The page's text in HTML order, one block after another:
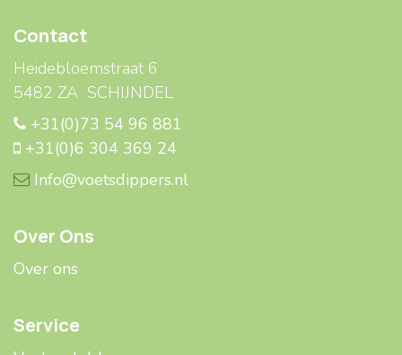
Contact
Heidebloemstraat 6
5482 ZA SCHIJNDEL
+31(0)73 54 96 881
+31(0)6 304 369 24
Info@voetsdippers.nl
Over Ons
Over ons
Service